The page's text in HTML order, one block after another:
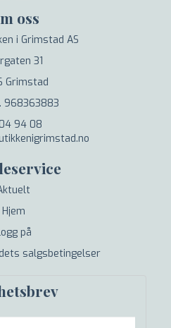
oss
i Grimstad AS
31
Grimstad
968363883
94 08
Hjem
på
salgsbetingelser